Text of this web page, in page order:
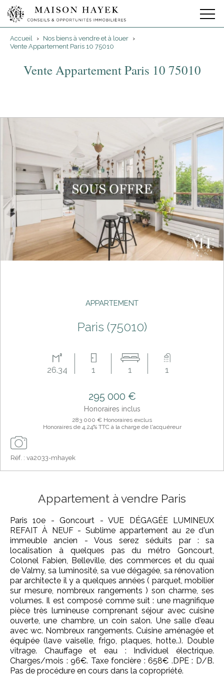
APPARTEMENT
paris (75010)
26.34 1 1 1
295 000 €
Honoraires inclus
283 000 € Honoraires exclus
Honoraires de 4,24% TTC à la charge de l'acquéreur
Réf. : va2033-mhayek
Accueil › Nos biens à vendre et à louer ›
Vente Appartement Paris 10 75010
Vente Appartement Paris 10 75010
Appartement à vendre Paris
Paris 10e - Goncourt - VUE DÉGAGÉE LUMINEUX
REFAIT À NEUF - Sublime appartement au 2e d'un
immeuble ancien - Vous serez séduits par : sa
localisation à quelques pas du métro Goncourt,
Colonel Fabien, Belleville, des commerces et du quai
de Valmy, sa luminosité, sa vue dégagée, sa rénovation
par architecte il y a quelques années ( parquet, mobilier
sur mesure, nombreux rangements ) son charme, ses
volumes. Il est composé comme suit : une magnifique
pièce très lumineuse comprenant séjour avec cuisine
ouverte, une chambre, un coin salon. Une salle d'eau
avec wc. Nombreux rangements. Cuisine aménagée et
équipée (lave vaiselle, frigo, plaques, hotte..). Double
vitrage. Chauffage et eau : Individuel électrique.
Charges/mois : 96€. Taxe foncière : 658€ .DPE : D/B.
Pas de procédure en cours dans la copropriété.